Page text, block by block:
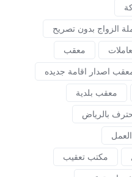
الزواج بدون تصريح
معقب
اصدار اقامة جديده
معقب بلدية
بالرياض
مكتب تعقيب